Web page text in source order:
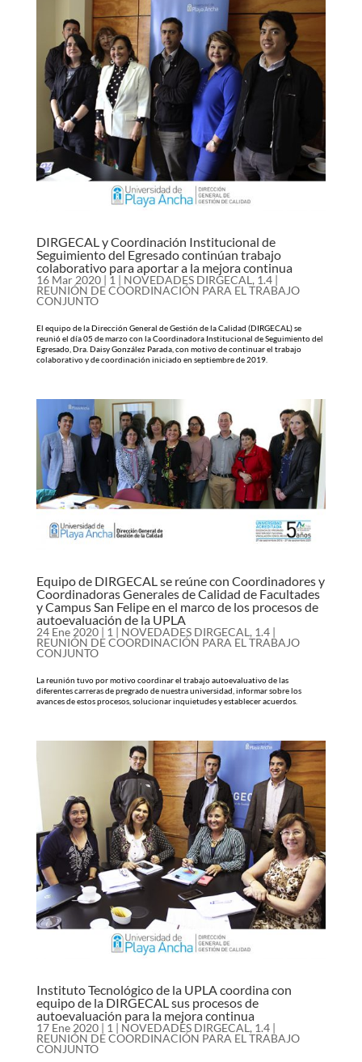
DIRGECAL y Coordinación Institucional de
Seguimiento del Egresado continúan trabajo
colaborativo para aportar a la mejora continua
16 Mar 2020| 1 | NOVEDADES DIRGECAL , 1.4 |
REUNIÓN DE COORDINACIÓN PARA EL TRABAJO
CONJUNTO
El equipo de la Dirección General de Gestión de la Calidad (DIRGECAL) se
reunió el día 05 de marzo con la Coordinadora Institucional de Seguimiento del
Egresado, Dra. Daisy González Parada, con motivo de continuar el trabajo
colaborativo y de coordinación iniciado en septiembre de 2019.
Equipo de DIRGECAL se reúne con Coordinadores y
Coordinadoras Generales de Calidad de Facultades
y Campus San Felipe en el marco de los procesos de
autoevaluación de la UPLA
24 Ene 2020| 1 | NOVEDADES DIRGECAL , 1.4 |
REUNIÓN DE COORDINACIÓN PARA EL TRABAJO
CONJUNTO
La reunión tuvo por motivo coordinar el trabajo autoevaluativo de las
diferentes carreras de pregrado de nuestra universidad, informar sobre los
avances de estos procesos, solucionar inquietudes y establecer acuerdos.
Instituto Tecnológico de la UPLA coordina con
equipo de la DIRGECAL sus procesos de
autoevaluación para la mejora continua
17 Ene 2020| 1 | NOVEDADES DIRGECAL , 1.4 |
REUNIÓN DE COORDINACIÓN PARA EL TRABAJO
CONJUNTO